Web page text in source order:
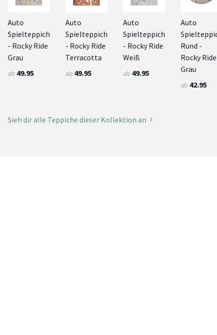
Auto
Spielteppich
- Rocky Ride
Grau
ab 49.95
Auto
Spielteppich
- Rocky Ride
Terracotta
ab 49.95
Auto
Spielteppich
- Rocky Ride
Weiß
ab 49.95
Auto
Rund -
Rocky Ride
Grau
ab 42.95
Sieh dir alle Teppiche dieser Kollektion an